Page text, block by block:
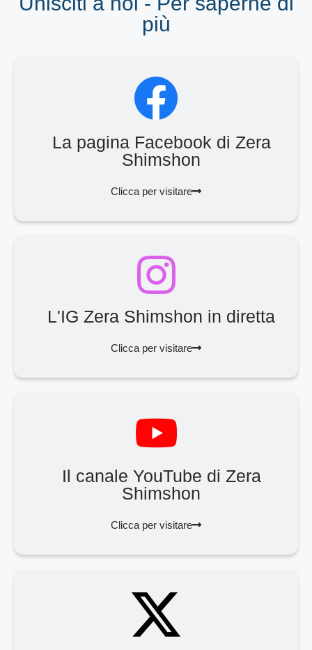
più
La pagina Facebook di Zera
Shimshon
Clicca per visitare
L'IG Zera Shimshon in diretta
Clicca per visitare
Il canale YouTube di Zera
Shimshon
Clicca per visitare